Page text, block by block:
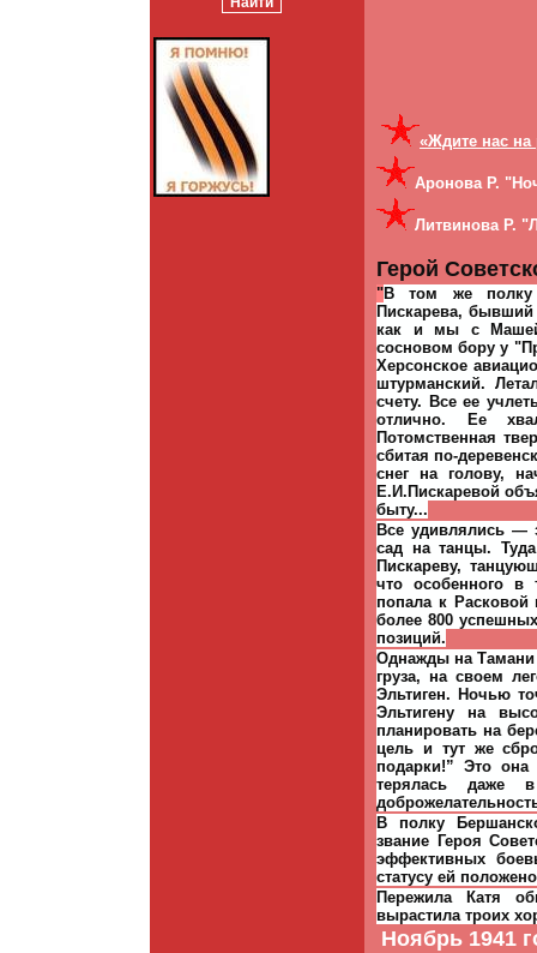
«Ждите нас на
Аронова Р.
Литвинова Р.
Герой
"В том же полку
Пискарева, бывший
как и мы с Машей
сосновом бору у
Херсонское
штурманский.
счету. Все ее
отлично. Ее
Потомственная
сбитая по-
снег на голову,
Е.И.Пискаревой
быту...
Все удивлялись —
сад на танцы.
Пискареву,
что особенного в
попала к
более 800
позиций.
Однажды на Тамани
груза, на своем
Эльтиген. Ночью
Эльтигену на
планировать на
цель и тут же
подарки!” Это
терялась даже
В полку
звание Героя
эффективных
статусу ей
Пережила Катя
вырастила троих
Ноябрь 1941